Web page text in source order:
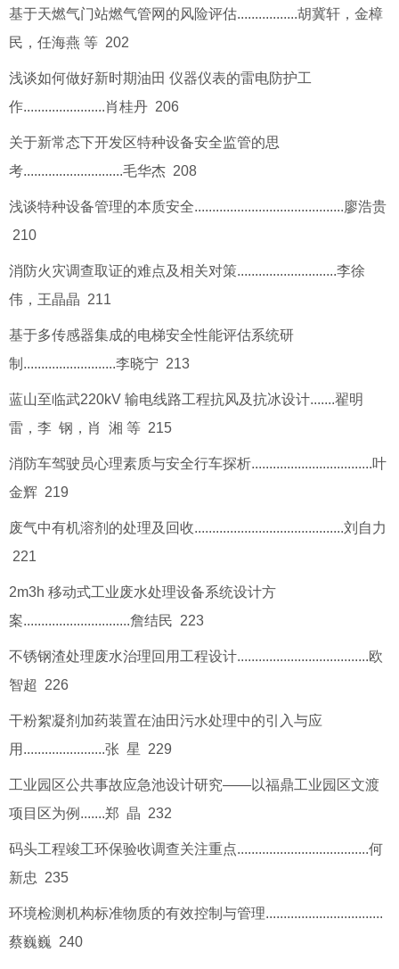
基于天燃气门站燃气管网的风险评估.................胡冀轩，金樟
民，任海燕 等 202
浅谈如何做好新时期油田 仪器仪表的雷电防护工
作.......................肖桂丹 206
关于新常态下开发区特种设备安全监管的思
考............................毛华杰 208
浅谈特种设备管理的本质安全..........................................廖浩贵
210
消防火灾调查取证的难点及相关对策............................李徐
伟，王晶晶 211
基于多传感器集成的电梯安全性能评估系统研
制..........................李晓宁 213
蓝山至临武220kV 输电线路工程抗风及抗冰设计.......翟明
雷，李 钢，肖 湘 等 215
消防车驾驶员心理素质与安全行车探析..................................叶
金辉 219
废气中有机溶剂的处理及回收..........................................刘自力
221
2m3h 移动式工业废水处理设备系统设计方
案..............................詹结民 223
不锈钢渣处理废水治理回用工程设计.....................................欧
智超 226
干粉絮凝剂加药装置在油田污水处理中的引入与应
用.......................张 星 229
工业园区公共事故应急池设计研究——以福鼎工业园区文渡
项目区为例.......郑 晶 232
码头工程竣工环保验收调查关注重点.....................................何
新忠 235
环境检测机构标准物质的有效控制与管理.................................
蔡巍巍 240